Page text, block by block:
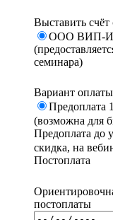
Выставить счёт
ООО ВИП-
семинара)
Вариант
Предоплата
(возможна для
Предоплата до
скидка, на
Постоплата
постоплаты